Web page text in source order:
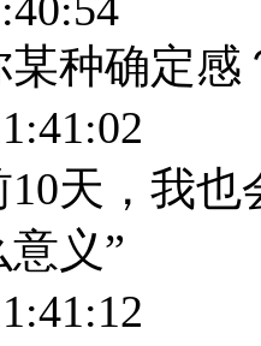
某种确定感
天，我也
义”